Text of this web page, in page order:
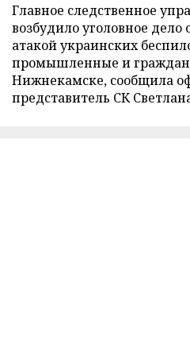
Главное следственное
возбудило уголовное дело
атакой украинских
промышленные и
Нижнекамске, сообщила
представитель СК